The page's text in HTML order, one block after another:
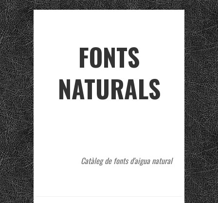
FONTS
NATURALS
Catàleg de fonts d'aigua natural